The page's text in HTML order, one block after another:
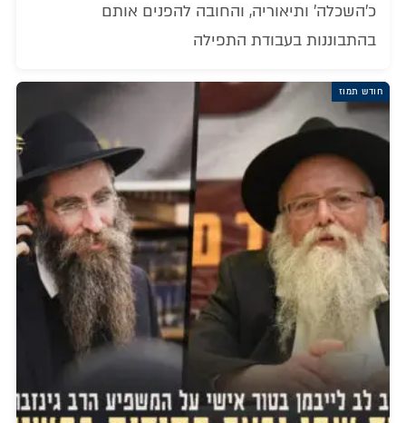
כ'השכלה' ותיאוריה, והחובה להפנים אותם
בהתבוננות בעבודת התפילה
חודש תמוז